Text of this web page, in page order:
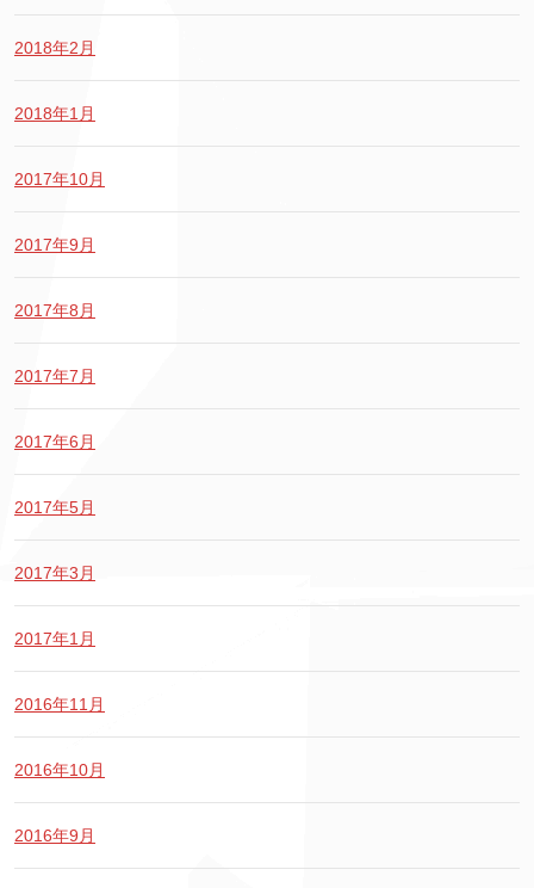
2018年2月
2018年1月
2017年10月
2017年9月
2017年8月
2017年7月
2017年6月
2017年5月
2017年3月
2017年1月
2016年11月
2016年10月
2016年9月